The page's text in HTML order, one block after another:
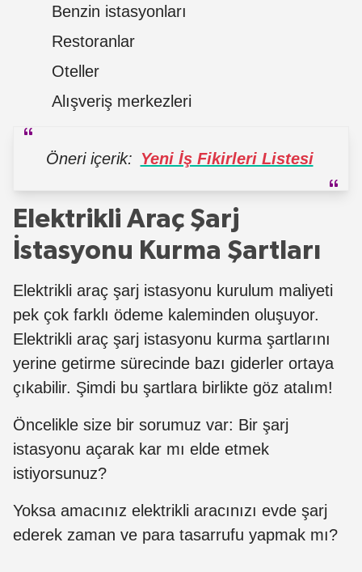
Benzin istasyonları
Restoranlar
Oteller
Alışveriş merkezleri
Öneri içerik: Yeni İş Fikirleri Listesi
Elektrikli Araç Şarj
İstasyonu Kurma Şartları
Elektrikli araç şarj istasyonu kurulum maliyeti
pek çok farklı ödeme kaleminden oluşuyor.
Elektrikli araç şarj istasyonu kurma şartlarını
yerine getirme sürecinde bazı giderler ortaya
çıkabilir. Şimdi bu şartlara birlikte göz atalım!
Öncelikle size bir sorumuz var: Bir şarj
istasyonu açarak kar mı elde etmek
istiyorsunuz?
Yoksa amacınız elektrikli aracınızı evde şarj
ederek zaman ve para tasarrufu yapmak mı?